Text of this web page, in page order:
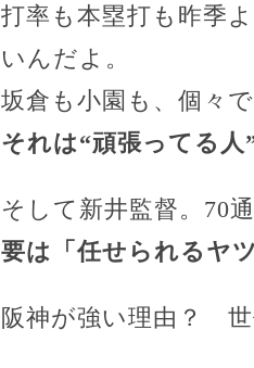
打率も本塁打も昨季
いんだよ。
坂倉も小園も、個々
それは“頑張ってる人
そして新井監督。70
要は「任せられるヤ
阪神が強い理由？ 世